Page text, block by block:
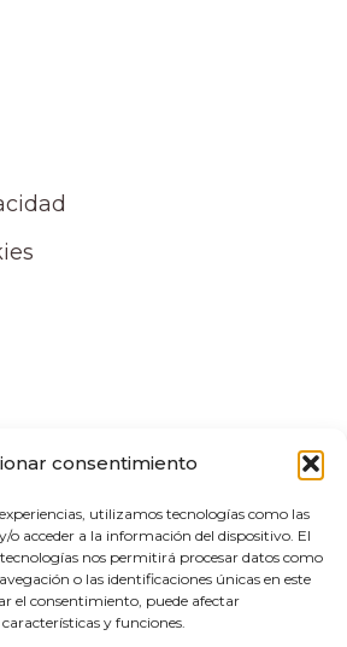
consentimiento
utilizamos tecnologías como las
o acceder a la información del dispositivo. El
nos permitirá procesar datos como
o las identificaciones únicas en este
el consentimiento, puede afectar
y funciones.